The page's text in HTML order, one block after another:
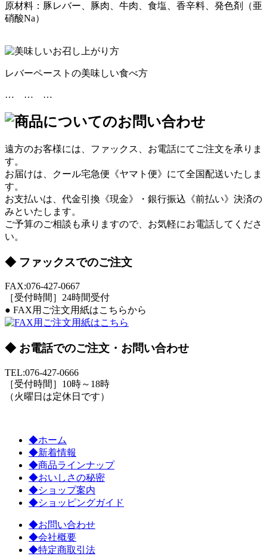
原材料：豚レバー、豚肉、牛肉、食塩、香辛料、発色剤（亜
硝酸Na）
レバーペーストの美味しい食べ方
… … …
遠方のお客様には、ファックス、お電話にてご注文を承りま
す。
お届けは、クール宅急便《ヤマト便》にて全国配送いたしま
す。
お支払いは、 代金引換《現金》・銀行振込《前払い》 決済の
みといたします。
ご予算のご相談も承りますので、お気軽にお電話してくださ
い。
◆ ファックスでのご注文
FAX:076-427-0667
［受付時間］24時間受付
● FAX用ご注文用紙はこちらから
◆ お電話でのご注文・お問い合わせ
TEL:076-427-0666
［受付時間］10時～18時
（火曜日は定休日です）
◆ホーム
◆新着情報
◆商品ラインナップ
◆おいしさの秘密
◆ショップ案内
◆ショッピングガイド
◆お問い合わせ
◆会社概要
◆特定商取引法